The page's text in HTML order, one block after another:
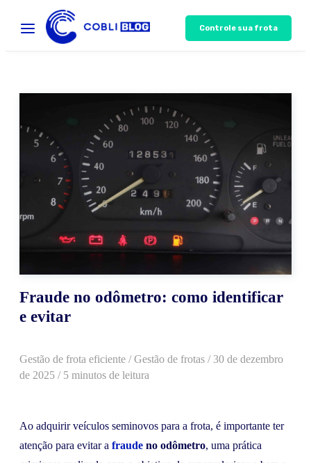
Controle sua frota
Fraude no odômetro: como identificar
e evitar
Gestão de frota eficiente /Gestão de frotas / 30 de dezembro
de 2025 / 5 minutos de leitura
Ao adquirir veículos seminovos para a frota, é importante ter
atenção para evitar a fraude no odômetro, uma prática